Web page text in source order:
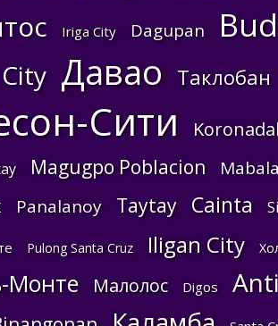
Iriga City Dagupan
Давао Таклобан
Сити
Magugpo Poblacion
Panalanoy Taytay Cainta
Pulong Santa Cruz Iligan City
Монте Малолос Digos